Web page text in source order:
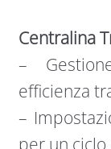
Centralina
–
efficienza
–
per un